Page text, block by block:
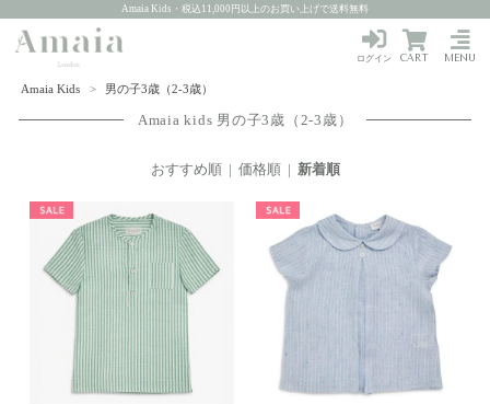
Amaia Kids・税込11,000円以上のお買い上げで送料無料
MENU
ログイン CART
Amaia Kids > 男の子3歳（2-3歳）
Amaia kids 男の子3歳（2-3歳）
おすすめ順| 価格順| 新着順